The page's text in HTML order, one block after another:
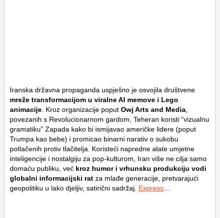
Iranska državna propaganda uspješno je osvojila društvene
mreže transformacijom u viralne AI memove i Lego
animacije. Kroz organizacije poput Owj Arts and Media,
povezanih s Revolucionarnom gardom, Teheran koristi “vizualnu
gramatiku” Zapada kako bi ismijavao američke lidere (poput
Trumpa kao bebe) i promicao binarni narativ o sukobu
potlačenih protiv tlačitelja. Koristeći napredne alate umjetne
inteligencije i nostalgiju za pop-kulturom, Iran više ne cilja samo
domaću publiku, već kroz humor i vrhunsku produkciju vodi
globalni informacijski rat za mlađe generacije, pretvarajući
geopolitiku u lako djeljiv, satirični sadržaj. Express…